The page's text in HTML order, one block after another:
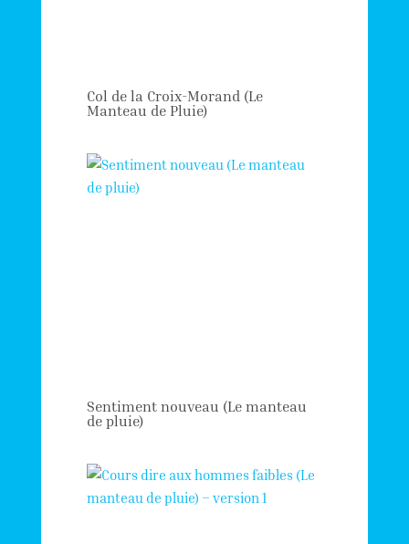
Col de la Croix-Morand (Le
Manteau de Pluie)
Sentiment nouveau (Le manteau
de pluie)